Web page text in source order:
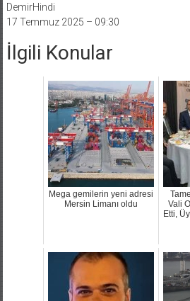
DemirHindi
17 Temmuz 2025 – 09:30
İlgili Konular
Mega gemilerin yeni adresi
Mersin Limanı oldu
Vali
Etti,